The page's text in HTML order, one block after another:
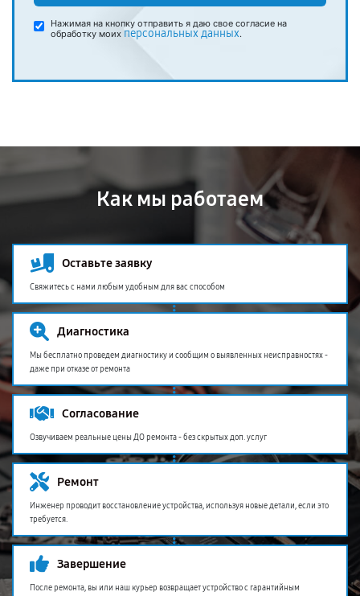
Нажимая на кнопку отправить я даю свое согласие на
обработку моих персональных данных.
Как мы работаем
Оставьте заявку
Свяжитесь с нами любым удобным для вас способом
Диагностика
Мы бесплатно проведем диагностику и сообщим о выявленных неисправностях -
даже при отказе от ремонта
Согласование
Озвучиваем реальные цены ДО ремонта - без скрытых доп. услуг
Ремонт
Инженер проводит восстановление устройства, используя новые детали, если это
требуется.
Завершение
После ремонта, вы или наш курьер возвращает устройство с гарантийным